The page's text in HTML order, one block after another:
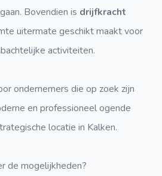
Bovendien is drijfkracht
uitermate geschikt maakt voor
activiteiten.
ondernemers die op zoek zijn
en professioneel ogende
locatie in Kalken.
de mogelijkheden?